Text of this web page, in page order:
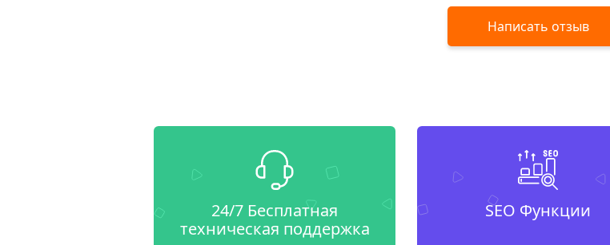
Написать отзыв
24/7 Бесплатная
техническая поддержка
SEO Функции